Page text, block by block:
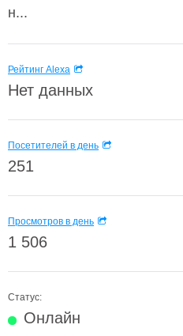
н...
Рейтинг Alexa
Нет данных
Посетителей в день
251
Просмотров в день
1 506
Статус:
Онлайн